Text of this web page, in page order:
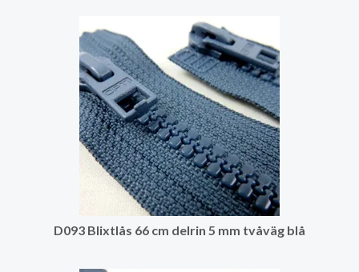
D093 Blixtlås 66 cm delrin 5 mm tvåväg blå